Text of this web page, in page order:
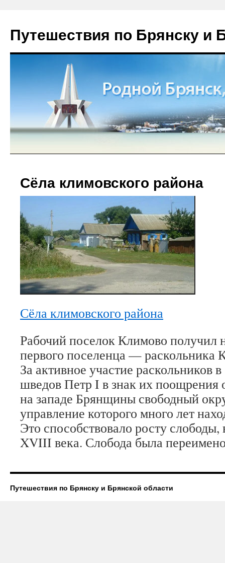
Путешествия по Брянску и
Сёла климовского района
Сёла климовского района
Рабочий поселок Климово получил
первого поселенца — раскольника
За активное участие раскольников
шведов Петр I в знак их поощрения
на западе Брянщины свобод­ный
управление которого много лет
Это способствовало росту
XVIII века. Слобода была
Путешествия по Брянску и Брянской области